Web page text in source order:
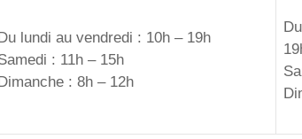
lundi au vendredi : 10h – 19h
: 11h – 15h
: 8h – 12h